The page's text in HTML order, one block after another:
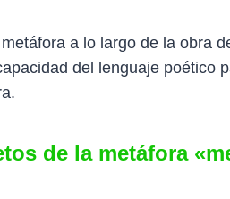
a lo largo de la obra
del lenguaje poético
de la metáfora